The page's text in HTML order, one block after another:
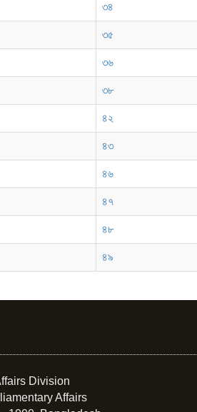
৩৪
৩৫
৩৬
৩৮
৪২
৪৩
৪৬
৪৭
৪৮
৪৯
Division
Affairs